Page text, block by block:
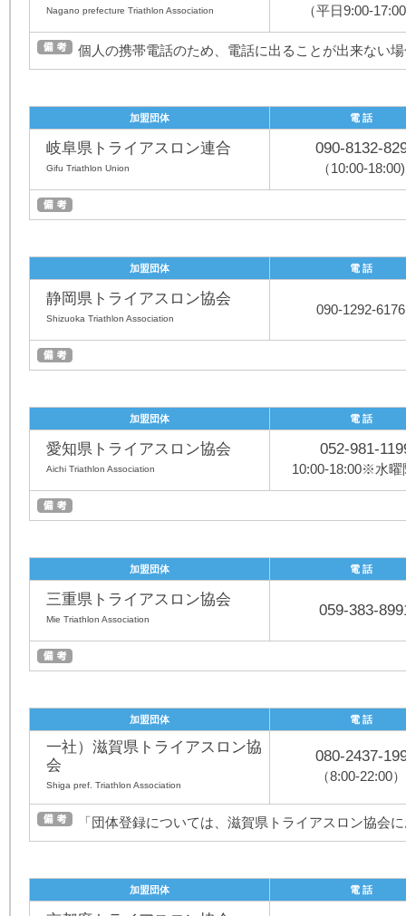
Nagano prefecture Triathlon Association （平日9:00-
個人の携帯電話のため、電話に出ることが出来ない
加盟団体 電 話
岐阜県トライアスロン連合
Gifu Triathlon Union
090-8132-
（10:00-18:00)
加盟団体 電 話
静岡県トライアスロン協会
Shizuoka Triathlon Association
090-1292-6176
加盟団体 電 話
愛知県トライアスロン協会
Aichi Triathlon Association
052-981-
10:00-18:00※水曜
加盟団体 電 話
三重県トライアスロン協会
Mie Triathlon Association
059-383-
加盟団体 電 話
一社）滋賀県トライアスロン協
会
Shiga pref. Triathlon Association
080-2437-
（8:00-22:00）
「団体登録については、滋賀県トライアスロン協会
加盟団体 電 話